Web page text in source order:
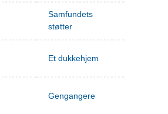
Samfundets
støtter
Et dukkehjem
Gengangere